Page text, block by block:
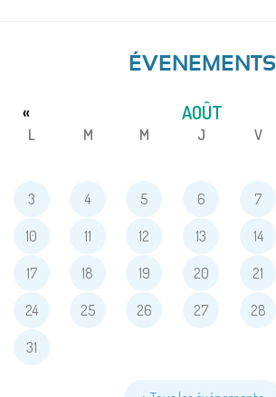
ÉVENEMENTS
AOÛT
«
L M M J V
3 4 5 6 7
10 11 12 13 14
17 18 19 20 21
24 25 26 27 28
31